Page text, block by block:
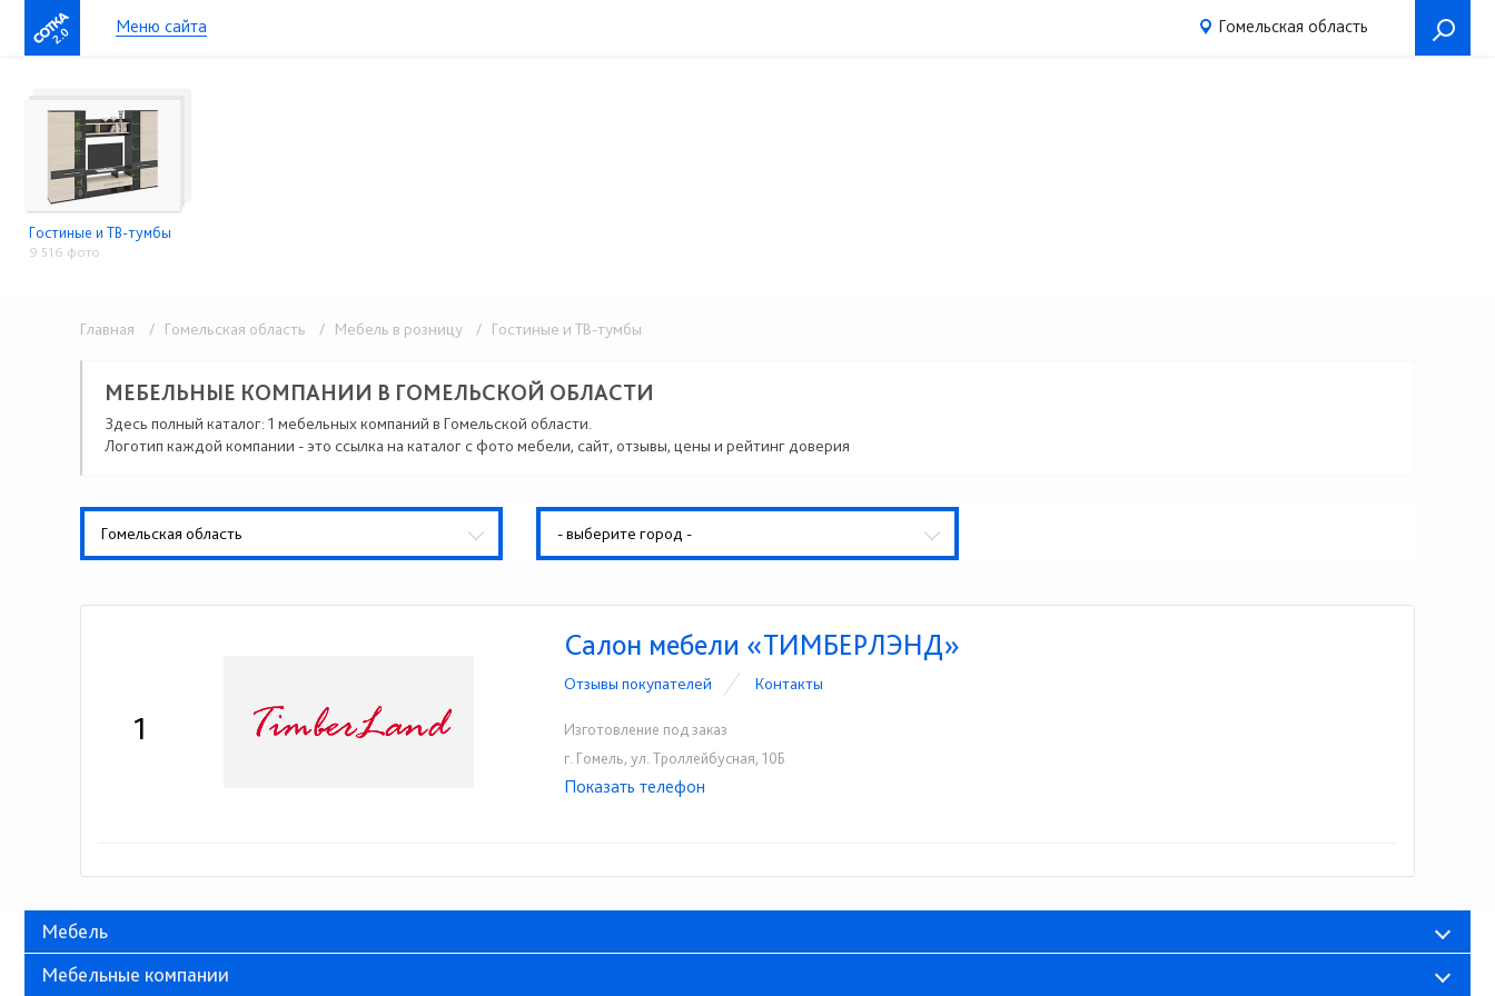
2.0 Меню сайта Гомельская область
Гостиные и ТВ-тумбы
9 516 фото
Главная / Гомельская область / Мебель в розницу / Гостиные и ТВ-тумбы
МЕБЕЛЬНЫЕ КОМПАНИИ В ГОМЕЛЬСКОЙ ОБЛАСТИ
Здесь полный каталог: 1 мебельных компаний в Гомельской области.
Логотип каждой компании - это ссылка на каталог с фото мебели, сайт, отзывы, цены и рейтинг доверия
Гомельская область - выберите город -
1
Салон мебели «ТИМБЕРЛЭНД»
Отзывы покупателей Контакты
Изготовление под заказ
г. Гомель, ул. Троллейбусная, 10Б
☎+375-44-508-81-03
Показать телефон
Мебель
Мебельные компании